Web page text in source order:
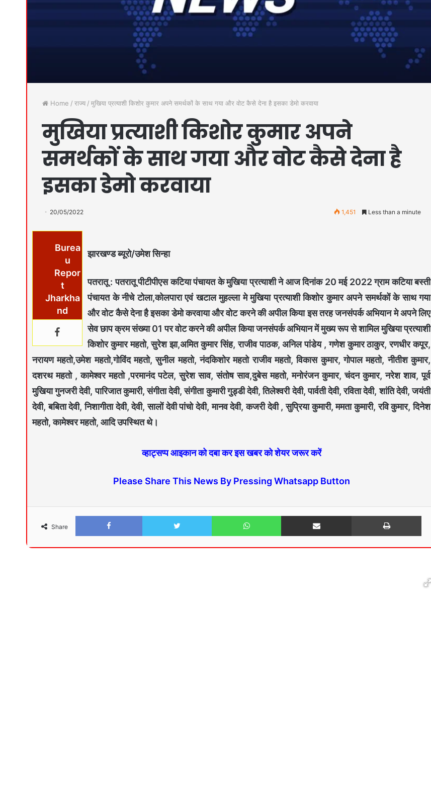
Home / राज्य / मुखिया प्रत्याशी किशोर कुमार अपने समर्थकों के साथ गया और वोट कैसे देना है इसका डेमो करवाया
मुखिया प्रत्याशी किशोर कुमार अपने
समर्थकों के साथ गया और वोट कैसे देना है
इसका डेमो करवाया
20/05/2022 1,451 Less than a minute
Burea
u
Repor
t
Jharkha
nd
झारखण्ड ब्यूरो/उमेश सिन्हा
पतरातू : पतरातू पीटीपीएस कटिया पंचायत के मुखिया प्रत्याशी ने आज दिनांक 20 मई 2022 ग्राम कटिया बस्ती
पंचायत के नीचे टोला,कोलपारा एवं खटाल मुहल्ला मे मुखिया प्रत्याशी किशोर कुमार अपने समर्थकों के साथ गया
और वोट कैसे देना है इसका डेमो करवाया और वोट करने की अपील किया इस तरह जनसंपर्क अभियान मे अपने लिए
सेव छाप क्रम संख्या 01 पर वोट करने की अपील किया जनसंपर्क अभियान में मुख्य रूप से शामिल मुखिया प्रत्याशी
किशोर कुमार महतो, सुरेश झा,अमित कुमार सिंह, राजीव पाठक, अनिल पांडेय , गणेश कुमार ठाकुर, रणधीर कपूर,
नरायण महतो,उमेश महतो,गोविंद महतो, सुनील महतो, नंदकिशोर महतो राजीव महतो, विकास कुमार, गोपाल महतो, नीतीश कुमार,
दशरथ महतो , कामेश्वर महतो ,परमानंद पटेल, सुरेश साव, संतोष साव,दुबेस महतो, मनोरंजन कुमार, चंदन कुमार, नरेश शाव, पूर्व
मुखिया गुनजरी देवी, पारिजात कुमारी, संगीता देवी, संगीता कुमारी गुड्डी देवी, तिलेश्वरी देवी, पार्वती देवी, रविता देवी, शांति देवी, जयंती
देवी, बबिता देवी, निशागीता देवी, देवी, सालों देवी पांचो देवी, मानव देवी, कजरी देवी , सुप्रिया कुमारी, ममता कुमारी, रवि कुमार, दिनेश
महतो, कामेश्वर महतो, आदि उपस्थित थे।
व्हाट्सप्प आइकान को दबा कर इस खबर को शेयर जरूर करें
Please Share This News By Pressing Whatsapp Button
Share
Facebook Twitter WhatsApp Share via Email Print